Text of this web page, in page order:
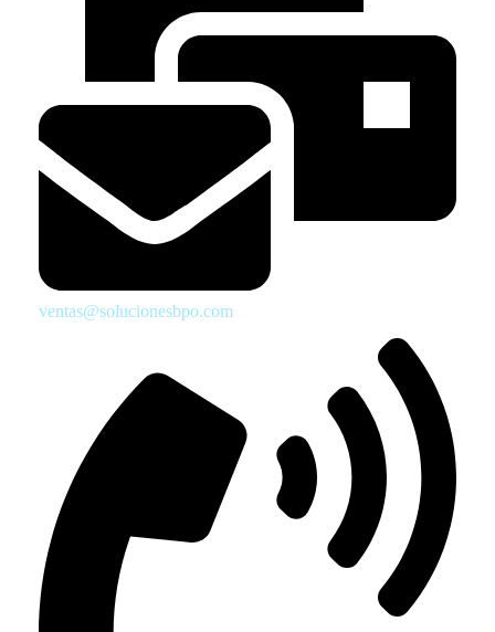
ventas@solucionesbpo.com